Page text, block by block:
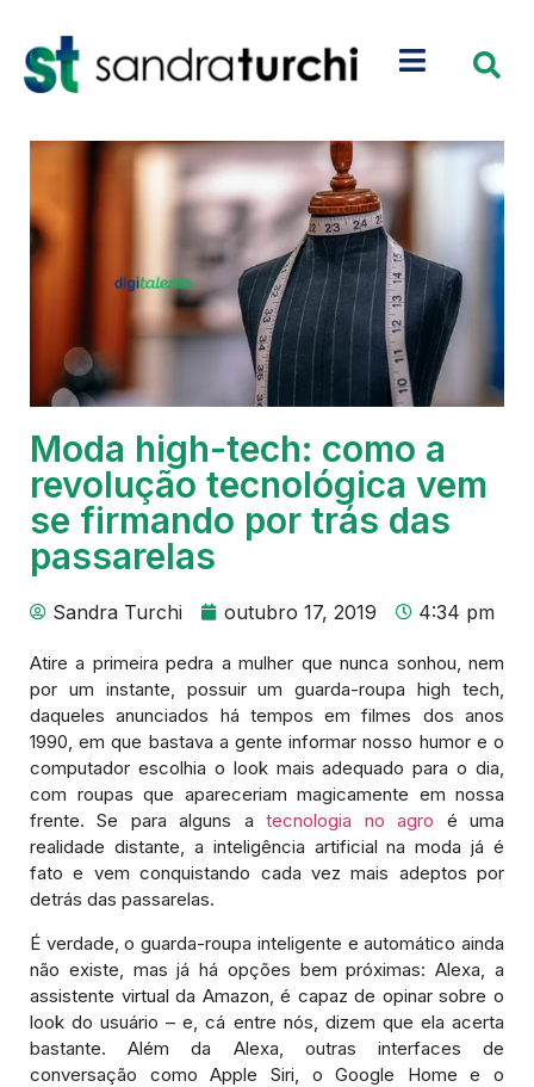
Moda high-tech: como a
revolução tecnológica vem
se firmando por trás das
passarelas
Sandra Turchi outubro 17, 2019 4:34 pm
Atire a primeira pedra a mulher que nunca sonhou, nem
por um instante, possuir um guarda-roupa high tech,
daqueles anunciados há tempos em filmes dos anos
1990, em que bastava a gente informar nosso humor e o
computador escolhia o look mais adequado para o dia,
com roupas que apareceriam magicamente em nossa
frente. Se para alguns atecnologia no agro é uma
realidade distante, a inteligência artificial na moda já é
fato e vem conquistando cada vez mais adeptos por
detrás das passarelas.
É verdade, o guarda-roupa inteligente e automático ainda
não existe, mas já há opções bem próximas: Alexa, a
assistente virtual da Amazon, é capaz de opinar sobre o
look do usuário – e, cá entre nós, dizem que ela acerta
bastante. Além da Alexa, outras interfaces de
conversação como Apple Siri, o Google Home e o